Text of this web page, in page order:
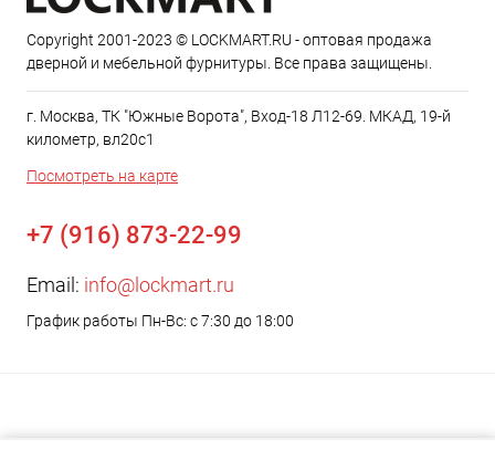
Copyright 2001-2023 © LOCKMART.RU - оптовая продажа
дверной и мебельной фурнитуры. Все права защищены.
г. Москва, ТК "Южные Ворота", Вход-18 Л12-69. МКАД, 19-й
километр, вл20с1
Посмотреть на карте
+7 (916) 873-22-99
Email: info@lockmart.ru
График работы Пн-Вс: с 7:30 до 18:00